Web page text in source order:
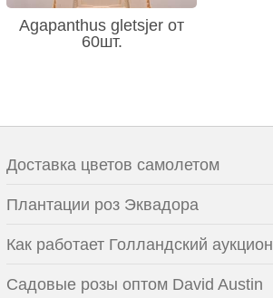
Agapanthus gletsjer от
60шт.
Доставка цветов самолетом
Плантации роз Эквадора
Как работает Голландский аукцион
Садовые розы оптом David Austin